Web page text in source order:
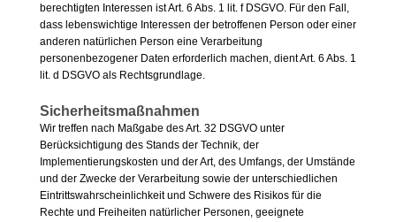
berechtigten Interessen ist Art. 6 Abs. 1 lit. f DSGVO. Für den Fall,
dass lebenswichtige Interessen der betroffenen Person oder einer
anderen natürlichen Person eine Verarbeitung
personenbezogener Daten erforderlich machen, dient Art. 6 Abs. 1
lit. d DSGVO als Rechtsgrundlage.
Sicherheitsmaßnahmen
Wir treffen nach Maßgabe des Art. 32 DSGVO unter
Berücksichtigung des Stands der Technik, der
Implementierungskosten und der Art, des Umfangs, der Umstände
und der Zwecke der Verarbeitung sowie der unterschiedlichen
Eintrittswahrscheinlichkeit und Schwere des Risikos für die
Rechte und Freiheiten natürlicher Personen, geeignete